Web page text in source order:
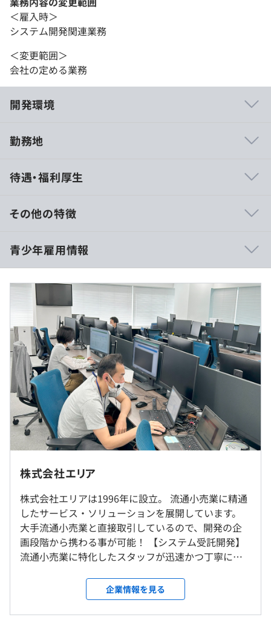
＜雇入時＞
システム開発関連業務
＜変更範囲＞
会社の定める業務
開発環境
から一気通貫／研修充実／平均残業15h以下で働きやすさ
当社は、ABCマート様・KFC様・キャンドゥ様など大手企
業との直接取引により、システム開発を手がけている会社
完全自社内で企画から開発・運用まで一気通貫で行ってお
り、未経験の方でも安心してスタートできる研修・サポー
ト体制があります。
■当社の魅力、やりがい
・大手小売企業様と取引があるため、生活の中でも自分の
仕事の成果が発見できる
・ヴィンクスグループとして安定基盤がある環境でスキル
アップを実現できる
・直接クライアントとやり取りができるので評価がダイレ
クトで受けられる
・上流工程やリーダーなどへのステップが明確
・働きやすさ◎：残業月15h以下／水曜ノー残業デー／育
休復帰率100％
・自社開発ならではの、相談しやすく穏やかな職場環境
「IT業界に挑戦したい」「手に職をつけたい」「安定した
環境で成長したい」方にぴったりの仕事です！
【ソリューションの一例】
当社のJava-Web Applicationは、Client-Server Systemと
同様の概観と操作性を、Webで実現しています。
勤務地
原則、社内（東池袋）での勤務となります。
就業場所の変更範囲
＜雇入時＞
東京本社
＜変更範囲＞
会社の定める場所（テレワークをおこなう場所を含む）
受動喫煙防止措置に関する事項
待遇・福利厚生
■賃金の決定方法：当社規定により決定
■基本給：約20万
◎残業代は全額支給します。
（※想定年収 は年収提示額を保証するものではありません）
9:30～18:30
休憩時間：60分（12:00〜13:00）
平均残業時間：平均14.5時間／月
・完全週休2日制（土・日）
・祝日
・年末年始（12/30～1/4）
・有給休暇
など
・交通費支給
その他の特徴
青少年雇用情報
過去３年間の新卒採用者数・離職者数
前年度 採用者数0人 離職者数0人
2年度前 採用者数0人 離職者数0人
3年度前 採用者数0人 離職者数0人
過去３年間の新卒採用者数の男女別人数
前年度 男性0人 女性0人
2年度前 男性0人 女性0人
3年度前 男性0人 女性0人
平均勤続年数
7.9年
研修の有無及び内容
全社員を対象に、ロジカルシンキングやコーチングなどの
ビジネス研修（ラーニングエージェンシー）を好きなだけ
受講可能
さらにJava、C言語、SQL、情報処理基本技術者などの資
格対策講座のeラーニングもご用意しております。
自己啓発支援の有無及びその内容
資格合格時に受験代の支給、資格手当（一時金）の支給が
株式会社エリア
株式会社エリアは1996年に設立。 流通小売業に精通
したサービス・ソリューションを展開しています。
大手流通小売業と直接取引しているので、開発の企
画段階から携わる事が可能！ 【システム受託開発】
流通小売業に特化したスタッフが迅速かつ丁寧にシ
守・開発も行います。 【PC-N/W運用支援】 ネット
ワーク構築から監視・障害対応・企業内における PC
ヘルプデスクなどの業務支援をおこなっております。
企業情報を見る